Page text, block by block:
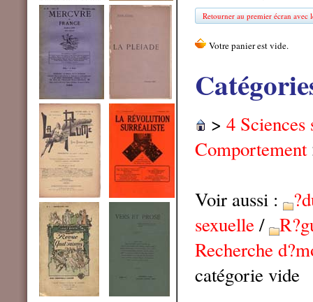
Retourner au premier écran avec
> 4 Sciences
Comportement
Voir aussi :
sexuelle/
Recherche
catégorie vide